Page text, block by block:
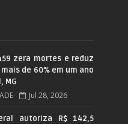
zera mortes e reduz
de 60% em um ano
MG
Jul 28, 2026
autoriza R$ 142,5